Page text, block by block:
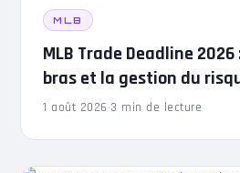
MLB
MLB Trade Deadline
bras et la gestion du
1 août 2026·3 min de lecture